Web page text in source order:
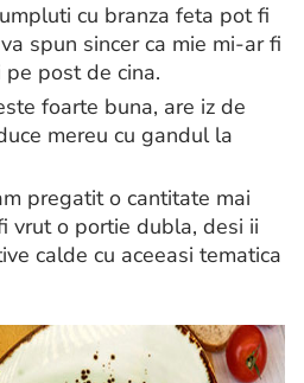
cu branza feta pot fi
spun sincer ca mie mi-ar fi
post de cina.
foarte buna, are iz de
mereu cu gandul la
pregatit o cantitate mai
vrut o portie dubla, desi ii
calde cu aceeasi tematica